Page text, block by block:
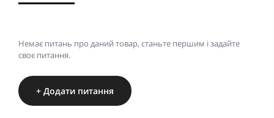
Немає питань про даний товар, станьте першим і задайте
своє питання.
+ Додати питання